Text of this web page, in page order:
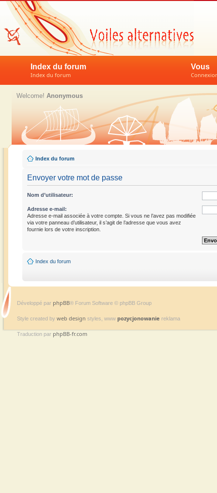
Index du forum
Index du forum
Vous
Welcome! Anonymous
Index du forum
Envoyer votre mot de passe
Nom d’utilisateur:
Adresse e-mail:
Adresse e-mail associée à votre compte. Si vous ne l’avez pas modifiée
via votre panneau d’utilisateur, il s’agit de l’adresse que vous avez
fournie lors de votre inscription.
Index du forum
Développé par phpBB® Forum Software © phpBB Group
Style created by web design styles, www pozycjonowanie reklama
Traduction par phpBB-fr.com